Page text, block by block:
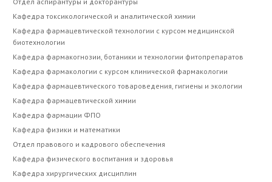
Кафедра токсикологической и аналитической химии
Кафедра фармацевтической технологии с курсом медицинской
биотехнологии
Кафедра фармакогнозии, ботаники и технологии фитопрепаратов
Кафедра фармакологии с курсом клинической фармакологии
Кафедра фармацевтического товароведения, гигиены и экологии
Кафедра фармацевтической химии
Кафедра фармации ФПО
Кафедра физики и математики
Отдел правового и кадрового обеспечения
Кафедра физического воспитания и здоровья
Кафедра хирургических дисциплин